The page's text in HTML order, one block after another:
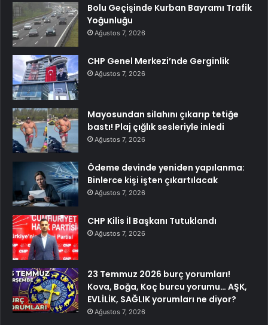
Bolu Geçişinde Kurban Bayramı Trafik
Yoğunluğu
Ağustos 7, 2026
CHP Genel Merkezi’nde Gerginlik
Ağustos 7, 2026
Mayosundan silahını çıkarıp tetiğe
bastı! Plaj çığlık sesleriyle inledi
Ağustos 7, 2026
Ödeme devinde yeniden yapılanma:
Binlerce kişi işten çıkartılacak
Ağustos 7, 2026
CHP Kilis İl Başkanı Tutuklandı
Ağustos 7, 2026
23 Temmuz 2026 burç yorumları!
Kova, Boğa, Koç burcu yorumu… AŞK,
EVLİLİK, SAĞLIK yorumları ne diyor?
Ağustos 7, 2026